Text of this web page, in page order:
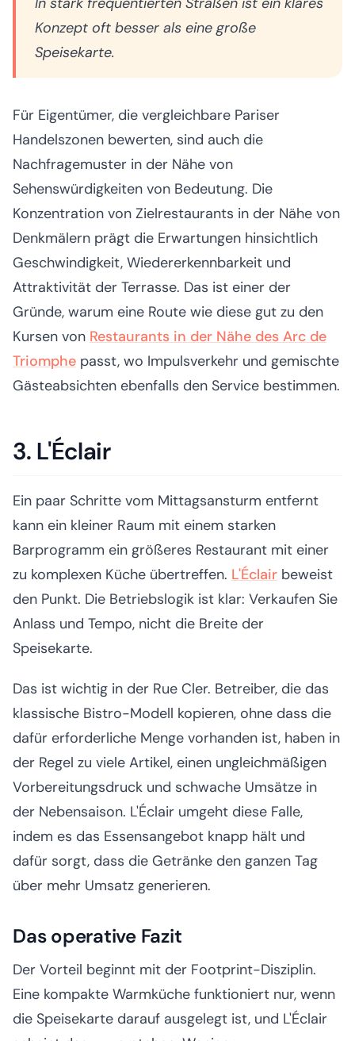
Konzept oft besser als eine große
Speisekarte.
Für Eigentümer, die vergleichbare Pariser
Handelszonen bewerten, sind auch die
Nachfragemuster in der Nähe von
Sehenswürdigkeiten von Bedeutung. Die
Konzentration von Zielrestaurants in der Nähe von
Denkmälern prägt die Erwartungen hinsichtlich
Geschwindigkeit, Wiedererkennbarkeit und
Attraktivität der Terrasse. Das ist einer der
Gründe, warum eine Route wie diese gut zu den
Kursen von Restaurants in der Nähe des Arc de
Triomphe passt, wo Impulsverkehr und gemischte
Gästeabsichten ebenfalls den Service bestimmen.
3. L'Éclair
Ein paar Schritte vom Mittagsansturm entfernt
kann ein kleiner Raum mit einem starken
Barprogramm ein größeres Restaurant mit einer
zu komplexen Küche übertreffen. L'Éclair beweist
den Punkt. Die Betriebslogik ist klar: Verkaufen Sie
Anlass und Tempo, nicht die Breite der
Speisekarte.
Das ist wichtig in der Rue Cler. Betreiber, die das
klassische Bistro-Modell kopieren, ohne dass die
dafür erforderliche Menge vorhanden ist, haben in
der Regel zu viele Artikel, einen ungleichmäßigen
Vorbereitungsdruck und schwache Umsätze in
der Nebensaison. L'Éclair umgeht diese Falle,
indem es das Essensangebot knapp hält und
dafür sorgt, dass die Getränke den ganzen Tag
über mehr Umsatz generieren.
Das operative Fazit
Der Vorteil beginnt mit der Footprint-Disziplin.
Eine kompakte Warmküche funktioniert nur, wenn
die Speisekarte darauf ausgelegt ist, und L'Éclair